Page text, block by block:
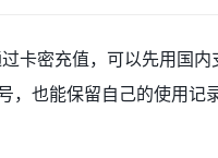
卡密充值，可以先用国内
，也能保留自己的使用记